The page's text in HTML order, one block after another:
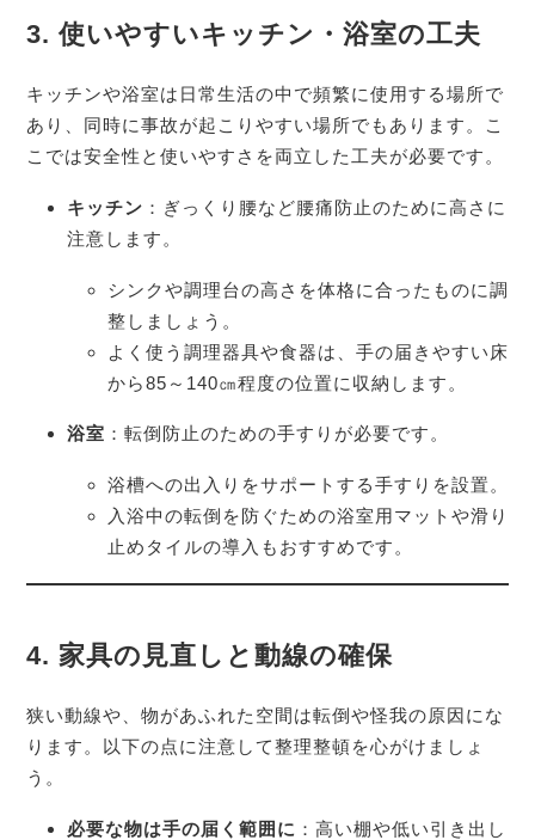
3.使いやすいキッチン・浴室の工夫
キッチンや浴室は日常生活の中で頻繁に使用する場所で
あり、同時に事故が起こりやすい場所でもあります。こ
こでは安全性と使いやすさを両立した工夫が必要です。
キッチン ：ぎっくり腰など腰痛防止のために高さに
注意します。
シンクや調理台の高さを体格に合ったものに調
整しましょう。
よく使う調理器具や食器は、手の届きやすい床
から85～140㎝程度の位置に収納します。
浴室 ：転倒防止のための手すりが必要です。
浴槽への出入りをサポートする手すりを設置。
入浴中の転倒を防ぐための浴室用マットや滑り
止めタイルの導入もおすすめです。
4.家具の見直しと動線の確保
狭い動線や、物があふれた空間は転倒や怪我の原因にな
ります。以下の点に注意して整理整頓を心がけましょ
う。
必要な物は手の届く範囲に ：高い棚や低い引き出し